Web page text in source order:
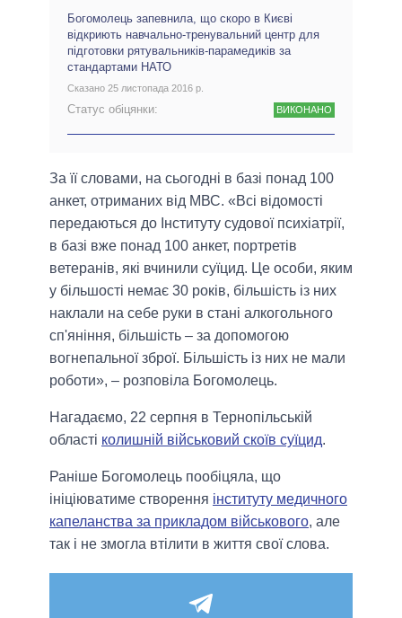
Богомолець запевнила, що скоро в Києві
відкриють навчально-тренувальний центр для
підготовки рятувальників-парамедиків за
стандартами НАТО
Сказано 25 листопада 2016 р.
Статус обіцянки: ВИКОНАНО
За її словами, на сьогодні в базі понад 100
анкет, отриманих від МВС. «Всі відомості
передаються до Інституту судової психіатрії,
в базі вже понад 100 анкет, портретів
ветеранів, які вчинили суїцид. Це особи, яким
у більшості немає 30 років, більшість із них
наклали на себе руки в стані алкогольного
сп'яніння, більшість – за допомогою
вогнепальної зброї. Більшість із них не мали
роботи», – розповіла Богомолець.
Нагадаємо, 22 серпня в Тернопільській
області колишній військовий скоїв суїцид.
Раніше Богомолець пообіцяла, що
ініціюватиме створення інституту медичного
капеланства за прикладом військового, але
так і не змогла втілити в життя свої слова.